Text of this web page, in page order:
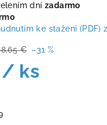
dní zadarmo
ke stažení (PDF)
€ –31 %
/ ks